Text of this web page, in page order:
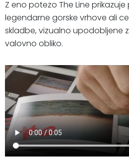
Z eno potezo The Line
legendarne gorske vrhove ali
skladbe, vizualno upodobljene
valovno obliko.